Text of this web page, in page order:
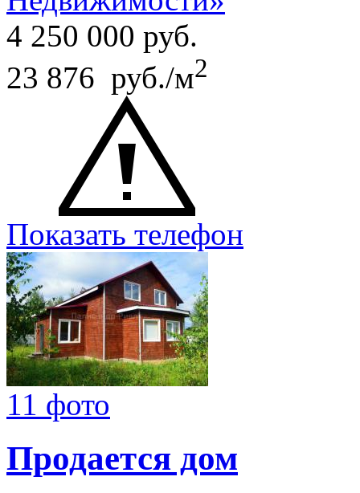
4 250 000 руб.
23 876 руб./м2
Показать телефон
11 фото
Продается дом